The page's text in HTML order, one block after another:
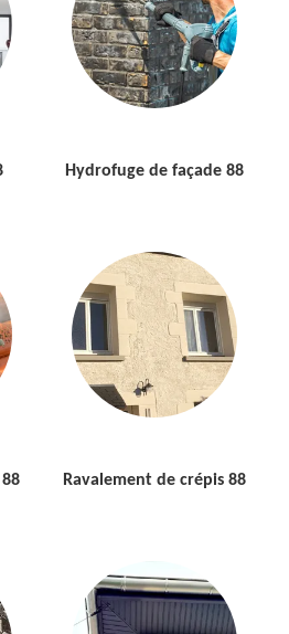
Hydrofuge de façade 88
Ravalement de crépis 88